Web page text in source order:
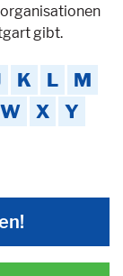
gibt.
K L
M
W X
Y